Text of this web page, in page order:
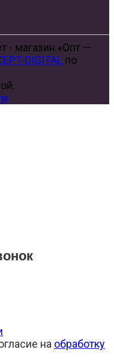
- магазин «Опт —
DIGITAL по
на обработку